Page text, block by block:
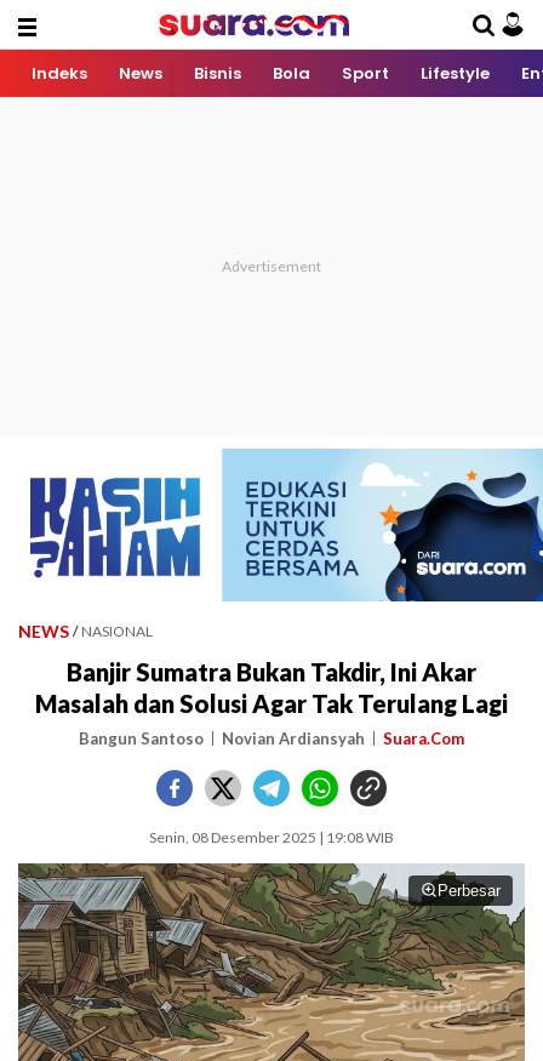
Indeks News Bisnis Bola Sport Lifestyle
NEWS / NASIONAL
Banjir Sumatra Bukan Takdir, Ini Akar
Masalah dan Solusi Agar Tak Terulang Lagi
Bangun Santoso Novian Ardiansyah Suara.Com
Senin, 08 Desember 2025 | 19:08 WIB
Perbesar